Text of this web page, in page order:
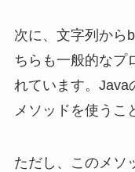
次に、文字列から
ちらも一般的なプ
れています。Java
メソッドを使うこ
ただし、このメソ